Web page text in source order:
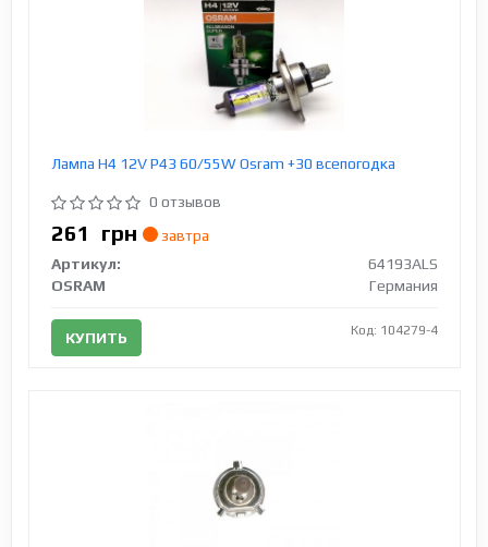
Лампа H4 12V Р43 60/55W Osram +30 всепогодка
0 отзывов
261 грн
завтра
Артикул:
64193ALS
OSRAM
Германия
КУПИТЬ Код: 104279-4